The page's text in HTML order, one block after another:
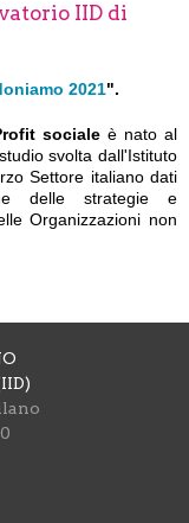
IID di
2021".
sociale è nato al
svolta dall'Istituto
Settore italiano dati
delle strategie e
Organizzazioni non